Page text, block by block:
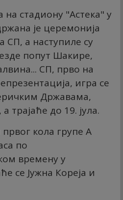
стадиону "Астека" у
је церемонија
СП, а наступиле су
попут Шакире,
СП, прво на
игра се
Државама,
трајаће до 19. јула.
кола групе А
по
времену у
се Јужна Кореја и